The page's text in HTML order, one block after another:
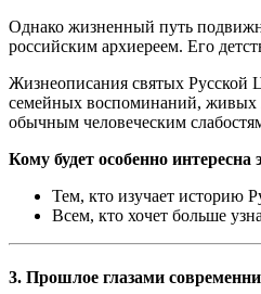
Однако жизненный путь
российским архиереем. Его
Жизнеописания святых Русской
семейных воспоминаний, живых
обычным человеческим
Кому будет особенно интересна
Тем, кто изучает историю
Всем, кто хочет больше
3. Прошлое глазами